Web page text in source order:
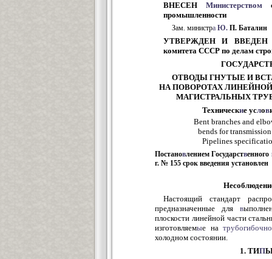
ВНЕСЕН Министерством
промышленности
Зам. министра Ю. П. Баталин
УТВЕРЖДЕН И
комитета СССР по делам
ОТВОДЫ ГНУТЫЕ И
НА ПОВОРОТАХ
МАГИСТРАЛЬНЫХ
Технические услов
Bent branches and
bends for
Pipelines
Постановлением Государственного
г. № 155 срок введения установлен
Настоящий стандарт
предназначенные для в
плоскости линейной части
изготовляемые на
холодном состоянии.
1. ТИП